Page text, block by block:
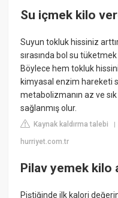
Su içmek kilo
Suyun tokluk hissiniz
sırasında bol su
Böylece hem tokluk
kimyasal enzim hareketi
metabolizmanın az ve sık
sağlanmış olur.
Kaynak kaldırma talebi
hurriyet.com.tr
Pilav yemek kilo
Piştiğinde ilk kalori